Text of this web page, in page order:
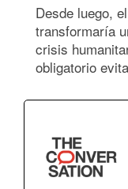
Desde luego,
transformaría
crisis
obligatorio